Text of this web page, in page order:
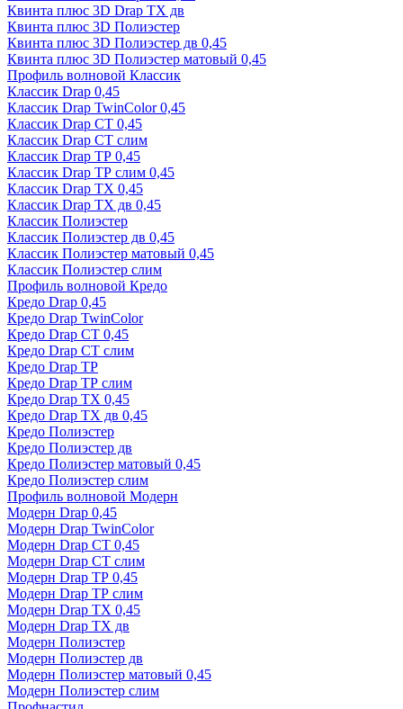
Квинта плюс 3D Drap ТХ дв
Квинта плюс 3D Полиэстер
Квинта плюс 3D Полиэстер дв 0,45
Квинта плюс 3D Полиэстер матовый 0,45
Профиль волновой Классик
Классик Drap 0,45
Классик Drap TwinColor 0,45
Классик Drap СТ 0,45
Классик Drap СТ слим
Классик Drap ТР 0,45
Классик Drap ТР слим 0,45
Классик Drap ТХ 0,45
Классик Drap ТХ дв 0,45
Классик Полиэстер
Классик Полиэстер дв 0,45
Классик Полиэстер матовый 0,45
Классик Полиэстер слим
Профиль волновой Кредо
Кредо Drap 0,45
Кредо Drap TwinColor
Кредо Drap СТ 0,45
Кредо Drap СТ слим
Кредо Drap ТР
Кредо Drap ТР слим
Кредо Drap ТХ 0,45
Кредо Drap ТХ дв 0,45
Кредо Полиэстер
Кредо Полиэстер дв
Кредо Полиэстер матовый 0,45
Кредо Полиэстер слим
Профиль волновой Модерн
Модерн Drap 0,45
Модерн Drap TwinColor
Модерн Drap СТ 0,45
Модерн Drap СТ слим
Модерн Drap ТР 0,45
Модерн Drap ТР слим
Модерн Drap ТХ 0,45
Модерн Drap ТХ дв
Модерн Полиэстер
Модерн Полиэстер дв
Модерн Полиэстер матовый 0,45
Модерн Полиэстер слим